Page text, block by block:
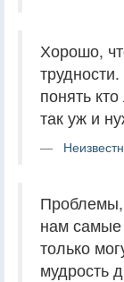
Хорошо,
понять
так уж и
Проблемы,
нам самые
только
мудрость